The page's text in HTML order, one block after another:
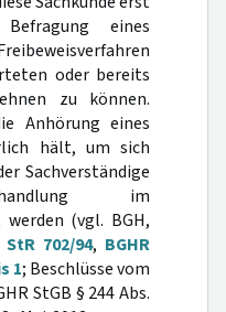
eines
oder bereits
zu können.
Anhörung eines
hält, um sich
Sachverständige
im
(vgl. BGH,
StR 702/94, BGHR
1; Beschlüsse vom
StGB § 244 Abs.